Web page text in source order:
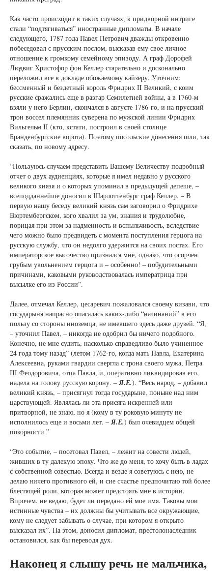
Как часто происходит в таких случаях, к придворной интриге
стали “подтягиваться” иностранные дипломаты. В начале
следующего, 1787 года Павел Петрович дважды откровенно
побеседовал с прусским послом, высказав ему свое личное
отношение к громкому семейному эпизоду. А граф Дорофей
Людвиг Христофор фон Келлер старательно и досконально
переложил все в докладе обожаемому кайзеру. Уточним:
бессменный и бездетный король Фридрих II Великий, с коим
русские сражались еще в разгар Семилетней войны, а в 1760-м
взяли у него Берлин, скончался в августе 1786-го, и на прусский
трон воссел племянник суверена по мужской линии Фридрих
Вильгельм II (кто, кстати, построил в своей столице
Бранденбургские ворота). Поэтому посольские донесения шли, так
сказать, по новому адресу.
“Пользуюсь случаем представить Вашему Величеству подробный
отчет о двух аудиенциях, которые я имел недавно у русского
великого князя и о которых упоминал в предыдущей депеше, –
всеподданнейше доносил в Шарлоттенбург граф Келлер. – В
первую нашу беседу великий князь сам заговорил о Фридрихе
Вюртембергском, кого хвалил за ум, знания и трудолюбие,
порицая при этом за надменность и вспыльчивость, вследствие
чего можно было предвидеть с момента поступления герцога на
русскую службу, что он недолго удержится на своих постах. Его
императорское высочество признался мне, однако, что огорчен
грубым увольнением герцога и – особенно! – побудительными
причинами, каковыми руководствовалась императрица при
высылке его из России”.
Далее, отмечал Келлер, цесаревич пожаловался своему визави, что
государыня напрасно опасалась каких-либо “начинаний” в его
пользу со стороны иноземца, не имевшего здесь даже друзей. “Я,
– уточнил Павел, – никогда не одобрил бы ничего подобного.
Конечно, не мне судить, насколько справедливо было учиненное
24 года тому назад” (летом 1762-го, когда мать Павла, Екатерина
Алексеевна, руками гвардии свергла с трона своего мужа, Петра
III Феодоровича, отца Павла, и, оперативно ликвидировав его,
надела на голову русскую корону. – Я.Е.). “Весь народ, – добавил
великий князь, – присягнул тогда государыне, поныне над ним
царствующей. Являлась ли эта присяга искренней или
притворной, не знаю, но я (кому в ту роковую минуту не
исполнилось еще и восьми лет. – Я.Е.) был очевидцем общей
покорности.”
“Это событие, – посетовал Павел, – лежит на совести людей,
живших в ту далекую эпоху. Что же до меня, то хочу быть в ладах
с собственной совестью. Всегда и везде я советуюсь с нею, не
делаю ничего противного ей, и сие счастье предпочитаю той более
блестящей роли, которая может предстоять мне в истории.
Впрочем, не ведаю, будет ли передано ей мое имя. Таковы мои
истинные чувства – их должны бы учитывать все окружающие,
кому не следует забывать о случае, при котором я открыто
высказал их”. На этом, доносил дипломат, престолонаследник
остановился, как бы переводя дух.
Наконец я слышу речь не мальчика,